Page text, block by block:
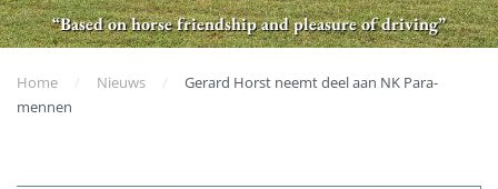
“Based on horse friendship and pleasure of driving”
Home Nieuws
Gerard Horst neemt deel aan NK Para-
mennen